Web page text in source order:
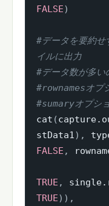
FALSE)
#データを要約
イルに出力
#データ数が多
#rownamesオプ
#sumaryオプシ
cat (
stData1) ,
FALSE ,
TRUE ,
TRUE) ) ,